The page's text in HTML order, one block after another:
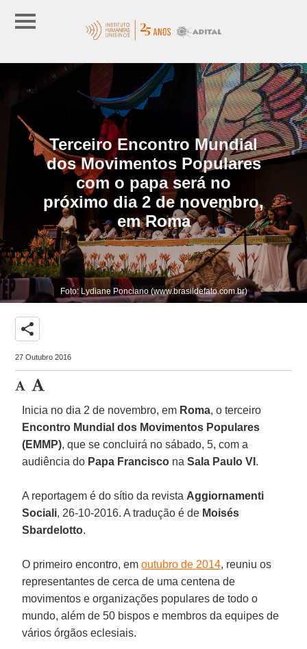
Terceiro Encontro Mundial
dos Movimentos Populares
com o papa será no
próximo dia 2 de novembro,
em Roma
Foto: Lydiane Ponciano (www.brasildefato.com.br)
share
27 Outubro 2016
Inicia no dia 2 de novembro, em Roma, o terceiro
Encontro Mundial dos Movimentos Populares
(EMMP), que se concluirá no sábado, 5, com a
audiência do Papa Francisco naSala Paulo VI .
A reportagem é do sítio da revista Aggiornamenti
Sociali, 26-10-2016. A tradução é de Moisés
Sbardelotto.
O primeiro encontro, emoutubro de 2014, reuniu os
representantes de cerca de uma centena de
movimentos e organizações populares de todo o
mundo, além de 50 bispos e membros da equipes de
vários órgãos eclesiais.